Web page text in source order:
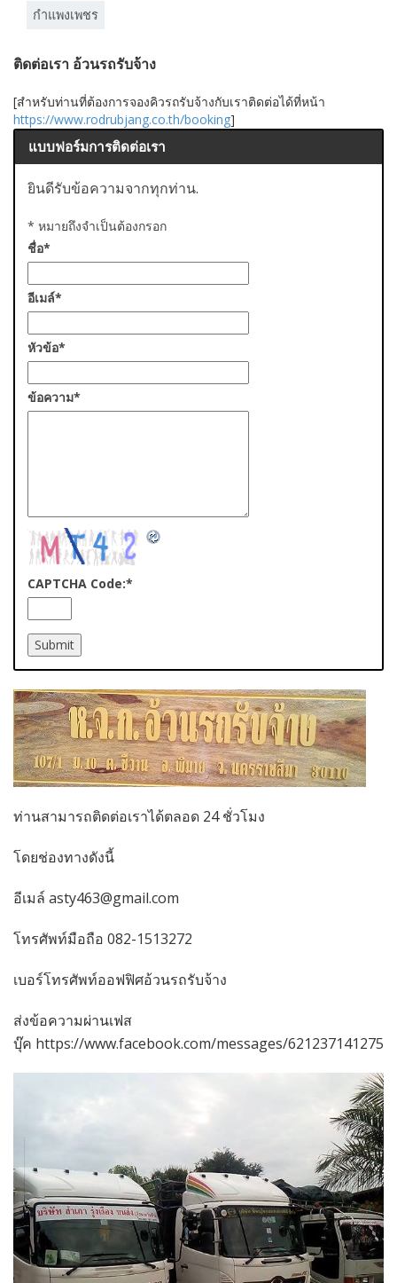
กำแพงเพชร
ติดต่อเรา อ้วนรถรับจ้าง
[สำหรับท่านที่ต้องการจองคิวรถรับจ้างกับเราติดต่อได้ที่หน้า
https://www.rodrubjang.co.th/booking]
แบบฟอร์มการติดต่อเรา
ยินดีรับข้อความจากทุกท่าน.
* หมายถึงจำเป็นต้องกรอก
ชื่อ*
อีเมล์*
หัวข้อ*
ข้อความ*
CAPTCHA Code:*
ท่านสามารถติดต่อเราได้ตลอด 24 ชั่วโมง
โดยช่องทางดังนี้
อีเมล์ asty463@gmail.com
โทรศัพท์มือถือ 082-1513272
เบอร์โทรศัพท์ออฟฟิศอ้วนรถรับจ้าง
ส่งข้อความผ่านเฟส
บุ๊ค https://www.facebook.com/messages/